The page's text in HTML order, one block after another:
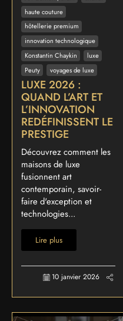
haute couture
hôtellerie premium
innovation technologique
Konstantin Chaykin
luxe
Peuty
voyages de luxe
LUXE 2026 :
QUAND L’ART ET
L’INNOVATION
REDÉFINISSENT LE
PRESTIGE
Découvrez comment les
maisons de luxe
fusionnent art
contemporain, savoir-
faire d'exception et
technologies...
Lire plus
10 janvier 2026